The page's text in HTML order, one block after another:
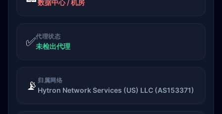
数据中心 / 机房
✅代理状态
未检出代理
📡 归属网络
Hytron Network Services (US) LLC (AS153371)